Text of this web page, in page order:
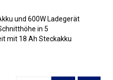
und 600W Ladegerät
in 5
mit 18 Ah Steckakku